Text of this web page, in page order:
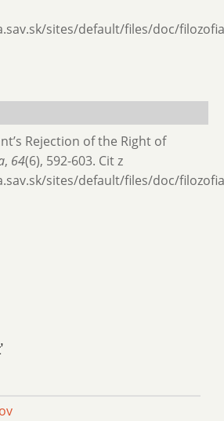
sites/default/files/doc/
Rejection of the Right of
, 64(6), 592-603. Cit z
sites/default/files/doc/